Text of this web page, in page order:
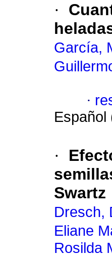
·
García,
·
Español
·
Swartz
Dresch,
Eliane
Rosilda